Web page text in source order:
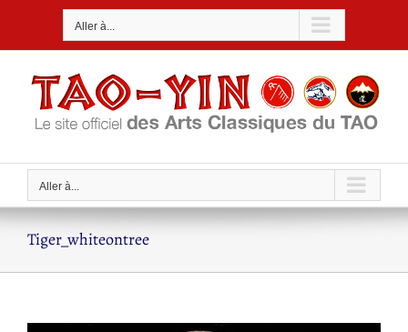
Aller à...
Aller à...
Tiger_whiteontree